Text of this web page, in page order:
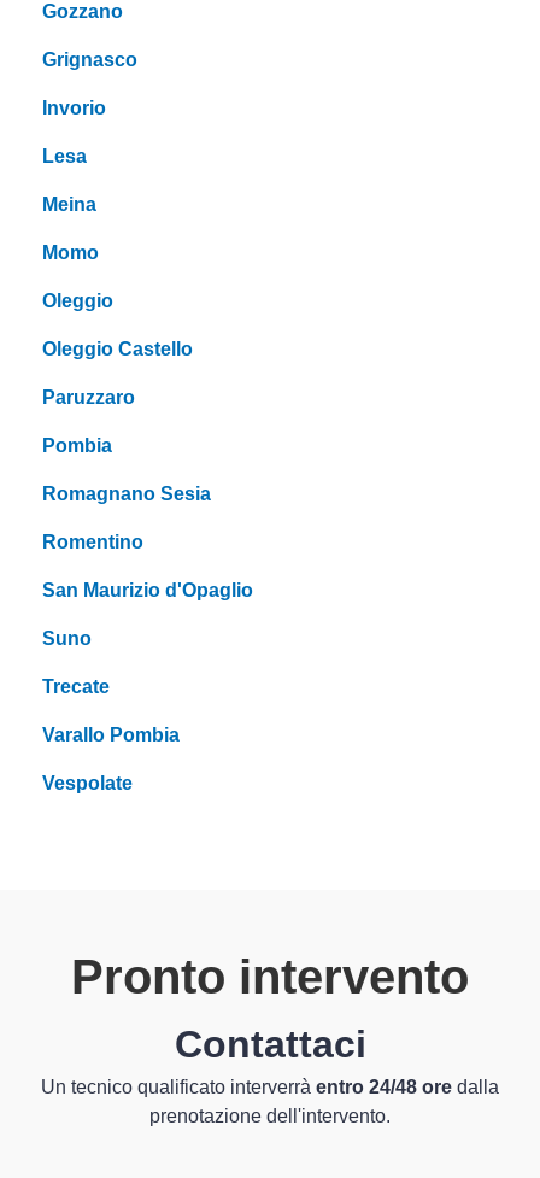
Gozzano
Grignasco
Invorio
Lesa
Meina
Momo
Oleggio
Oleggio Castello
Paruzzaro
Pombia
Romagnano Sesia
Romentino
San Maurizio d'Opaglio
Suno
Trecate
Varallo Pombia
Vespolate
Pronto intervento
Contattaci
Un tecnico qualificato interverrà entro 24/48 ore dalla
prenotazione dell'intervento.